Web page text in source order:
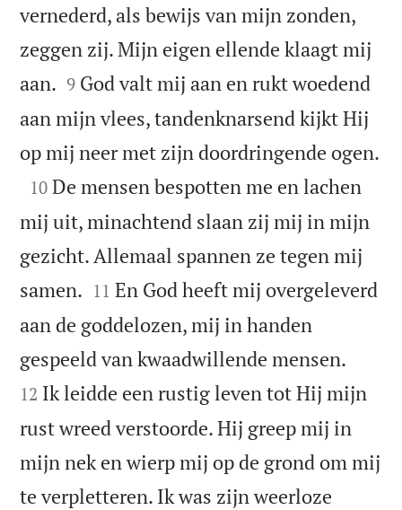
vernederd, als bewijs van mijn zonden,
zeggen zij. Mijn eigen ellende klaagt mij
aan. 

9 God valt mij aan en rukt woedend
aan mijn vlees, tandenknarsend kijkt Hij
op mij neer met zijn doordringende ogen.

10 De mensen bespotten me en lachen
mij uit, minachtend slaan zij mij in mijn
gezicht. Allemaal spannen ze tegen mij
samen. 

11 En God heeft mij overgeleverd
aan de goddelozen, mij in handen
gespeeld van kwaadwillende mensen.
12 Ik leidde een rustig leven tot Hij mijn
rust wreed verstoorde. Hij greep mij in
mijn nek en wierp mij op de grond om mij
te verpletteren. Ik was zijn weerloze